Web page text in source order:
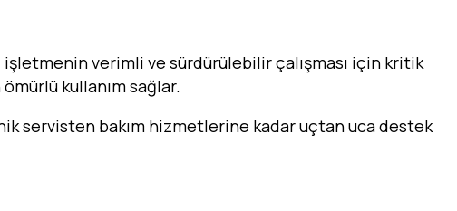
işletmenin verimli ve sürdürülebilir çalışması için kritik
kullanım sağlar.
servisten bakım hizmetlerine kadar uçtan uca destek